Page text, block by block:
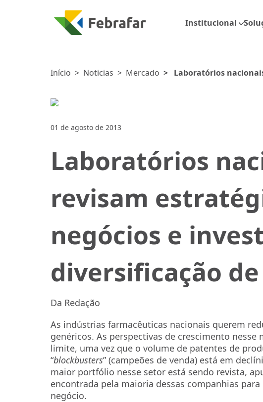
Institucional
Início > Noticias > Mercado > Laboratórios
01 de agosto de 2013
Laboratórios
revisam
negócios e
diversificação
Da Redação
As indústrias farmacêuticas nacionais querem
genéricos. As perspectivas de crescimento
limite, uma vez que o volume de patentes de
“blockbusters” (campeões de venda) está em
maior portfólio nesse setor está sendo revista,
encontrada pela maioria dessas companhias
negócio.